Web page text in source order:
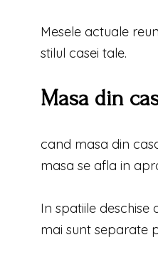
Mesele actuale
stilul casei tale.
Masa din
cand masa din
masa se afla in
In spatiile
mai sunt separate